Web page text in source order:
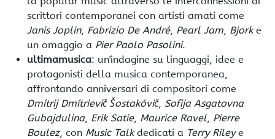
scrittori contemporanei con artisti amati come
Janis Joplin, Fabrizio De André, Pearl Jam, Bjorke
un omaggio a Pier Paolo Pasolini.
ultimamusica: un'indagine su linguaggi, idee e
protagonisti della musica contemporanea,
affrontando anniversari di compositori come
Dmítrij Dmítrievič Šostakóvič, Sofija Asgatovna
Gubajdulina, Erik Satie, Maurice Ravel, Pierre
Boulez, con Music Talkdedicati a Terry Rileye